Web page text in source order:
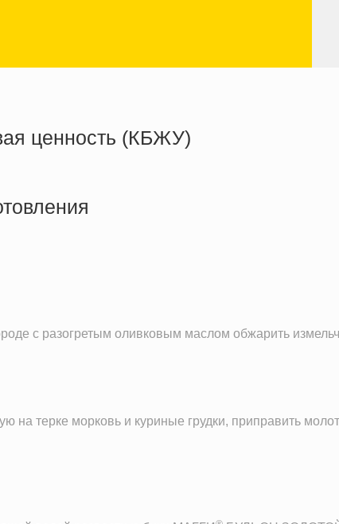
ценность (КБЖУ)
с разогретым оливковым маслом обжарить
на терке морковь и куриные грудки, приправить